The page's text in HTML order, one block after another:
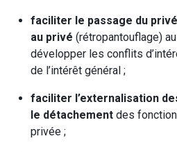
faciliter le passage du
au privé (rétropantouflage)
développer les conflits
de l’intérêt général ;
faciliter l’externalisation
le détachement des
privée ;